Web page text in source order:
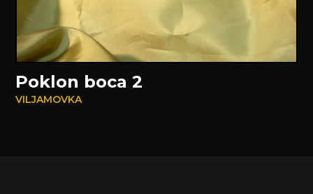
Poklon boca 2
VILJAMOVKA